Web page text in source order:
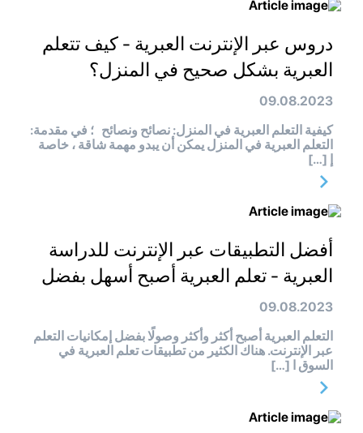
دروس عبر الإنترنت العبرية - كيف تتعلم
العبرية بشكل صحيح في المنزل؟
09.08.2023
كيفية التعلم العبرية في المنزل: نصائح ونصائح ؛ في مقدمة:
التعلم العبرية في المنزل يمكن أن يبدو مهمة شاقة ، خاصة
إ […]
أفضل التطبيقات عبر الإنترنت للدراسة
العبرية - تعلم العبرية أصبح أسهل بفضل
09.08.2023
التعلم العبرية أصبح أكثر وأكثر وصولًا بفضل إمكانيات التعلم
عبر الإنترنت. هناك الكثير من تطبيقات تعلم العبرية في
السوق ا […]